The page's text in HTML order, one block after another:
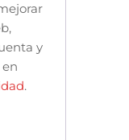
y
.